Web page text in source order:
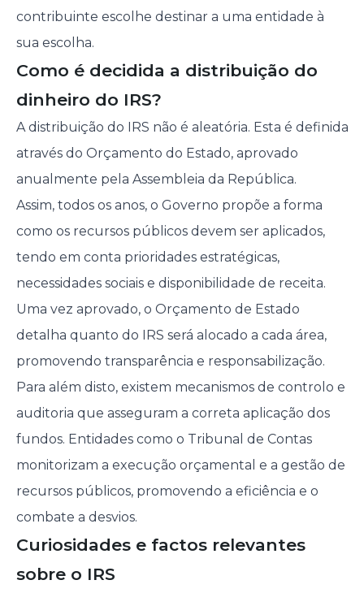
contribuinte escolhe destinar a uma entidade à
sua escolha.
Como é decidida a distribuição do
dinheiro do IRS?
A distribuição do IRS não é aleatória. Esta é definida
através do Orçamento do Estado, aprovado
anualmente pela Assembleia da República.
Assim, todos os anos, o Governo propõe a forma
como os recursos públicos devem ser aplicados,
tendo em conta prioridades estratégicas,
necessidades sociais e disponibilidade de receita.
Uma vez aprovado, o Orçamento de Estado
detalha quanto do IRS será alocado a cada área,
promovendo transparência e responsabilização.
Para além disto, existem mecanismos de controlo e
auditoria que asseguram a correta aplicação dos
fundos. Entidades como o Tribunal de Contas
monitorizam a execução orçamental e a gestão de
recursos públicos, promovendo a eficiência e o
combate a desvios.
Curiosidades e factos relevantes
sobre o IRS